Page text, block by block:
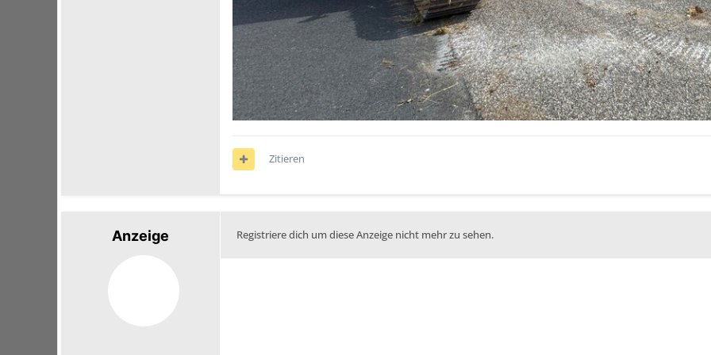
Zitieren
Anzeige Registriere dich um diese Anzeige nicht mehr zu sehen.